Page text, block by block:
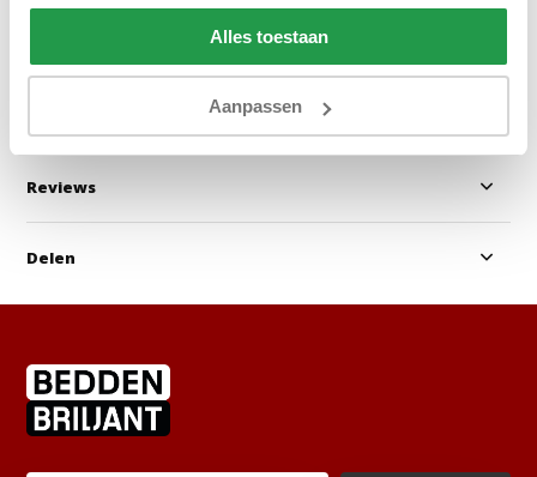
Alles toestaan
Aanpassen
Bekijken Bekijken
Reviews
Delen